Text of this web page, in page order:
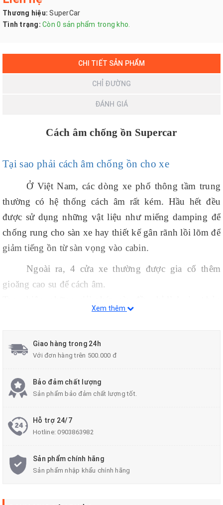
Thương hiệu: SuperCar
Tình trạng: Còn 0 sản phẩm trong kho.
CHI TIẾT SẢN PHẨM
CHỈ ĐƯỜNG
ĐÁNH GIÁ
Cách âm chống ồn Supercar
Tại sao phải cách âm chống ồn cho xe
Ở Việt Nam, các dòng xe phổ thông tầm trung
thường có hệ thống cách âm rất kém. Hầu hết đều
được sử dụng những vật liệu như miếng damping để
chống rung cho sàn xe hay thiết kế gân rãnh lồi lõm để
giảm tiếng ồn từ sàn vọng vào cabin.
Ngoài ra, 4 cửa xe thường được gia cố thêm
gioăng cao su để cách âm.
và không mang lại hiệu quả. Tiếng ồn quá lớn từ các
tại của xe đều không suy giảm.
Xem thêm
Giao hàng trong 24h
Với đơn hàng trên 500.000 đ
Bảo đảm chất lượng
Sản phẩm bảo đảm chất lượng tốt.
Hỗ trợ 24/7
Hotline:0903863982
Sản phẩm chính hãng
Sản phẩm nhập khẩu chính hãng